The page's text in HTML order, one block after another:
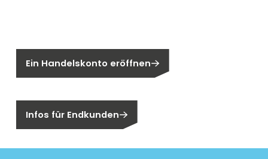
Ein Handelskonto eröffnen
Infos für Endkunden